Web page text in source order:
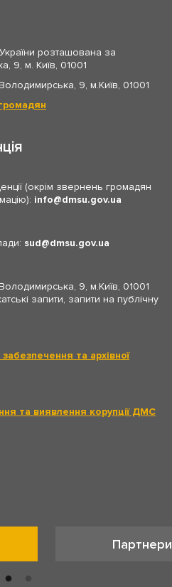
розташована за
9, м. Київ, 01001
9, м.Київ, 01001
(окрім звернень громадян
info dmsu.gov.ua
sud dmsu.gov.ua
9, м.Київ, 01001
запити, запити на публічну
та архівної
та виявлення корупції ДМС
Партнери